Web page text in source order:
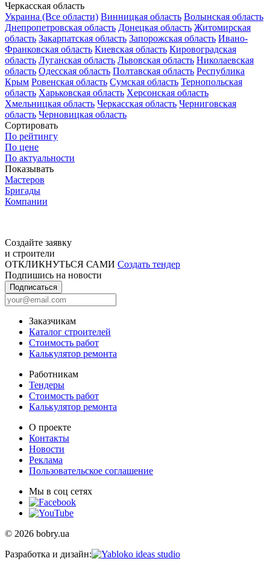
Черкасская область
Украина (Все области) Винницкая область Волынская область
Днепропетровская область Донецкая область Житомирская
область Закарпатская область Запорожская область Ивано-
Франковская область Киевская область Кировоградская
область Луганская область Львовская область Николаевская
область Одесская область Полтавская область Республика
Крым Ровенская область Сумская область Тернопольская
область Харьковская область Херсонская область
Хмельницкая область Черкасская область Черниговская
область Черновицкая область
Сортировать
По рейтингу
По цене
По актуальности
Показывать
Мастеров
Бригады
Компании
Создайте заявку
и строители
ОТКЛИКНУТЬСЯ САМИ Создать тендер
Подпишись на новости
Подписаться
Заказчикам
Каталог строителей
Стоимость работ
Калькулятор ремонта
Работникам
Тендеры
Стоимость работ
Калькулятор ремонта
О проекте
Контакты
Новости
Реклама
Пользовательское соглашение
Мы в соц сетях
© 2026 bobry.ua
Разработка и дизайн: